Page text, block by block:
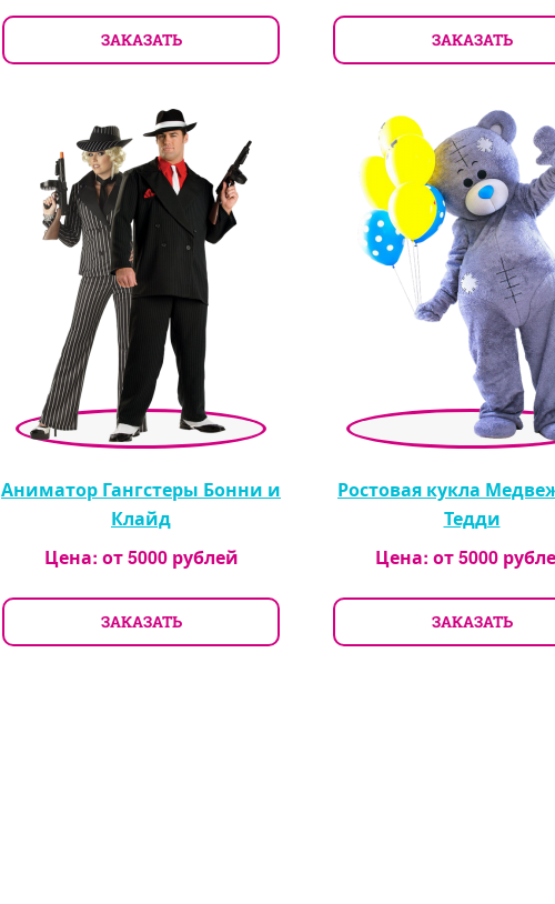
ЗАКАЗАТЬ ЗАКАЗАТЬ
Аниматор Гангстеры Бонни и
Клайд
Цена: от5000рублей
ЗАКАЗАТЬ
Ростовая кукла
Тедди
Цена: от5000
ЗАКАЗАТЬ